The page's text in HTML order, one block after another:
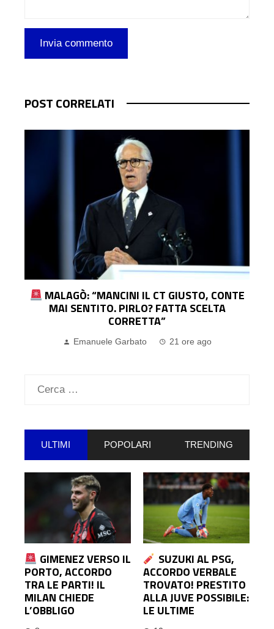
POST CORRELATI
MALDINI AL VELENO: “MALAGÒ VOLEVA
IMPORCI IL CT, DISCORSO INACCETTABILE”
Ricerca
ULTIMI POPOLARI TRENDING
GIMENEZ VERSO IL
PORTO, ACCORDO
TRA LE PARTI! IL
MILAN CHIEDE
L’OBBLIGO
SUZUKI AL PSG,
ACCORDO VERBALE
TROVATO! PRESTITO
ALLA JUVE POSSIBILE:
LE ULTIME